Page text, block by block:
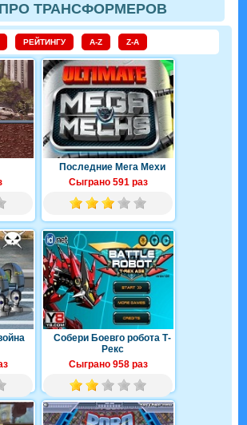
ТРАНСФОРМЕРОВ
РЕЙТИНГУ A-Z Z-A
Последние Мега Мехи
Сыграно 591 раз
Собери Боевго робота Т-
Рекс
Сыграно 958 раз